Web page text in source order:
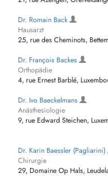
Dr. Romain Back
Hausarzt
25, rue des Cheminots,
Dr. François Backes
Orthopädie
4, rue Ernest Barblé,
Dr. Ivo Baeckelmans
Anästhesiologie
9, rue Edward Steichen,
Dr. Karin Baessler (Pagliarini)
Chirurgie
29, Domaine Op Hals,